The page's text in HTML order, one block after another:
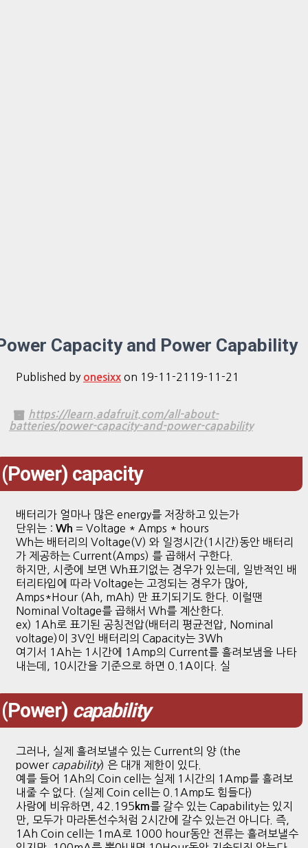
Capacity and Power Capability
Published by onesixx on 19-11-21 19-11-21
https://learn.adafruit.com/all-about-
batteries/power-capacity-and-power-capability
(Power) capacity
배터리가 얼마나 많은 energy를 저장하고 있는가
단위는 : Wh = Voltage * Amps * hours
Wh는 배터리의 Voltage(V) 와 일정시간(1시간)동안 배터리
가 제공하는 Current(Amps) 를 곱해서 구한다.
하지만, 시중에 보면 Wh표기없는 경우가 있는데, 일반적인 배
터리타입에 따라 Voltage는 고정되는 경우가 많아,
Amps*Hour (Ah, mAh) 만 표기되기도 한다. 이럴땐
Nominal Voltage를 곱해서 Wh를 계산한다.
ex) 1Ah로 표기된 공칭전압(배터리 평균전압, Nominal
voltage)이 3V인 배터리의 Capacity는 3Wh
여기서 1Ah는 1시간에 1Amp의 Current를 흘려보냄을 나타
내는데, 10시간을 기준으로 하면 0.1A이다. 실
(Power) capability
그러나, 실제 흘려보낼수 있는 Current의 양 (the
power capability) 은 대개 제한이 있다.
예를 들어 1Ah의 Coin cell는 실제 1시간의 1Amp를 흘려보
내줄 수 없다. (실제 Coin cell는 0.1Amp도 힘들다)
사람에 비유하면, 42.195 km를 갈수 있는 Capability는 있지
만, 모두가 마라톤선수처럼 2시간에 갈수 있는건 아니다. 즉,
1Ah Coin cell는 1mA로 1000 hour동안 전류는 흘려보낼수